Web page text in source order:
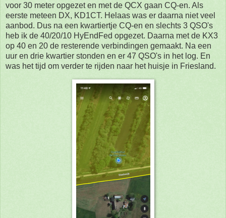
voor 30 meter opgezet en met de QCX gaan CQ-en. Als
eerste meteen DX, KD1CT. Helaas was er daarna niet veel
aanbod. Dus na een kwartiertje CQ-en en slechts 3 QSO's
heb ik de 40/20/10 HyEndFed opgezet. Daarna met de KX3
op 40 en 20 de resterende verbindingen gemaakt. Na een
uur en drie kwartier stonden en er 47 QSO's in het log. En
was het tijd om verder te rijden naar het huisje in Friesland.